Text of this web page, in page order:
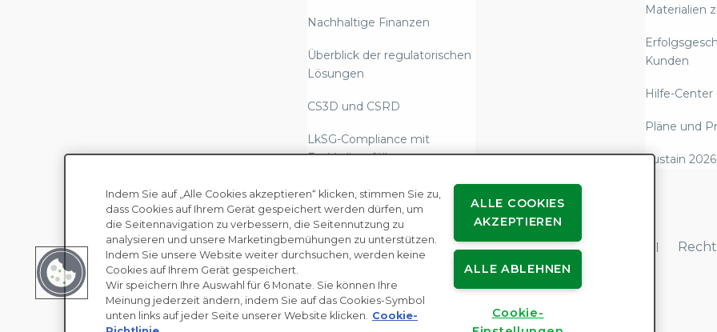
Nachhaltige Finanzen
Überblick der regulatorischen
Lösungen
CS3D und CSRD
LkSG-Compliance mit
EcoVadis erfüllen
Berichterstattung über
Scope-3-Emissionen und
regulatorische Compliance
Gesetze gegen moderne
Sklaverei
Menschenrechts-Due
Materialien
Kunden
Hilfe-Center
Pläne und
Sustain 2026
Urheberrecht © EcoVadis Benutzervereinbarungen Datenschutz
Indem Sie auf „Alle Cookies akzeptieren“ klicken, stimmen Sie zu,
dass Cookies auf Ihrem Gerät gespeichert werden dürfen, um
die Seitennavigation zu verbessern, die Seitennutzung zu
analysieren und unsere Marketingbemühungen zu unterstützen.
Indem Sie unsere Website weiter durchsuchen, werden keine
Cookies auf Ihrem Gerät gespeichert.
Wir speichern Ihre Auswahl für 6 Monate. Sie können Ihre
Meinung jederzeit ändern, indem Sie auf das Cookies-Symbol
unten links auf jeder Seite unserer Website klicken. Cookie-
ALLE COOKIES
AKZEPTIEREN
ALLE ABLEHNEN
Cookie-